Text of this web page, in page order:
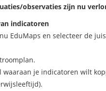
observaties zijn nu
indicatoren
EduMaps en selecteer de
waaraan je indicatoren wilt